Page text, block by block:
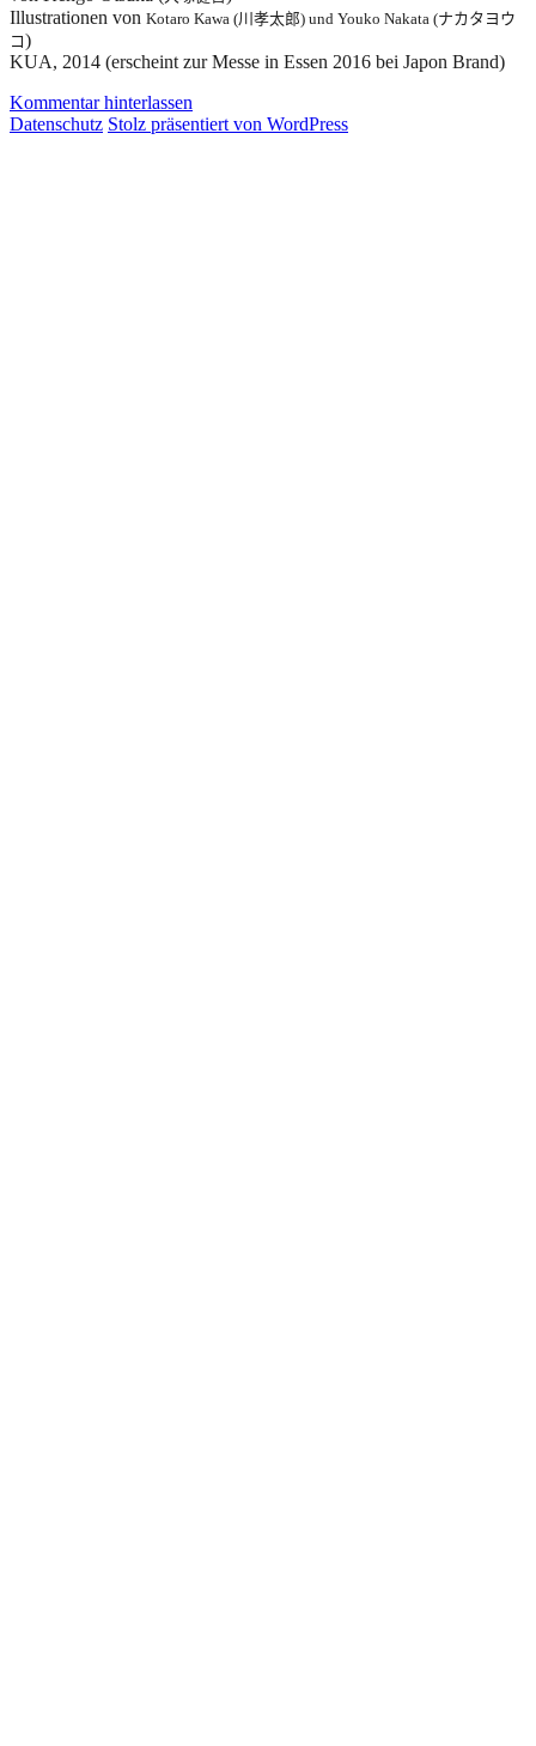
Illustrationen von Kotaro Kawa (川孝太郎) und Youko Nakata (ナカタヨウ
コ)
KUA, 2014 (erscheint zur Messe in Essen 2016 bei Japon Brand)
Kommentar hinterlassen
Datenschutz Stolz präsentiert von WordPress